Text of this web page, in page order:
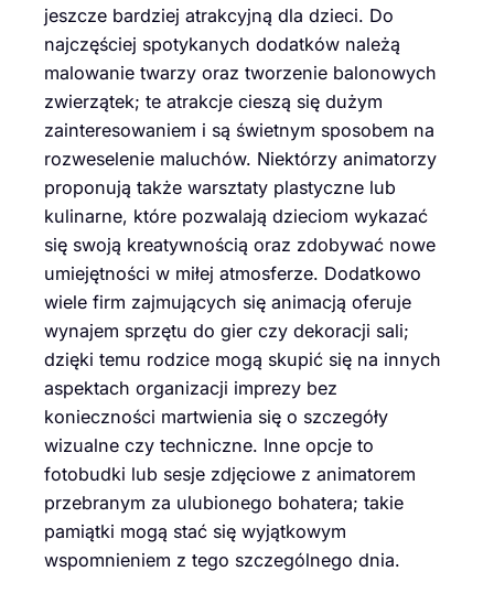
jeszcze bardziej atrakcyjną dla dzieci. Do
najczęściej spotykanych dodatków należą
malowanie twarzy oraz tworzenie balonowych
zwierzątek; te atrakcje cieszą się dużym
zainteresowaniem i są świetnym sposobem na
rozweselenie maluchów. Niektórzy animatorzy
proponują także warsztaty plastyczne lub
kulinarne, które pozwalają dzieciom wykazać
się swoją kreatywnością oraz zdobywać nowe
umiejętności w miłej atmosferze. Dodatkowo
wiele firm zajmujących się animacją oferuje
wynajem sprzętu do gier czy dekoracji sali;
dzięki temu rodzice mogą skupić się na innych
aspektach organizacji imprezy bez
konieczności martwienia się o szczegóły
wizualne czy techniczne. Inne opcje to
fotobudki lub sesje zdjęciowe z animatorem
przebranym za ulubionego bohatera; takie
pamiątki mogą stać się wyjątkowym
wspomnieniem z tego szczególnego dnia.